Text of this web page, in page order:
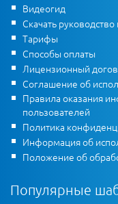
Видеогид
Скачать
Тарифы
Способы оплаты
Лицензионный
Соглашение об
Правила оказания
пользователей
Политика
Информация об
Положение об
Популярные